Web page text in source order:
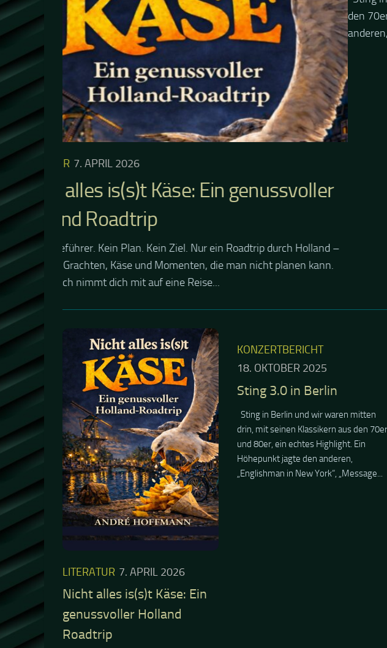
Holland –
kann.
den 70er und 80er, ein echtes Highlight. Ein Höhepunkt jagte den
anderen, „Englishman in New York“, „Message...
Nicht alles is(s)t Käse: Ein
genussvoller Holland
Roadtrip
Kein Reiseführer. Kein Plan. Kein Ziel. Nur
ein Roadtrip durch Holland – zwischen
Grachten, Käse und Momenten, die man
nicht planen kann. Dieses Buch nimmt
dich mit auf eine Reise...
KONZERTBERICHT
18. OKTOBER 2025
Sting 3.0 in Berlin
drin, mit seinen Klassikern aus den 70er
und 80er, ein echtes Highlight. Ein
ALLGEMEIN
Marsimoto´s letzte Tour
live in Dortmund
Ein Konzertbericht von Andre : Eines
vorweg: Das war mein erstes und auch